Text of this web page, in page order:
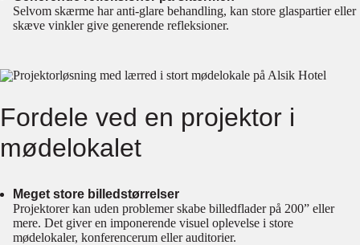
Selvom skærme har anti-glare behandling, kan store glaspartier eller
skæve vinkler give generende refleksioner.
Fordele ved en projektor i
mødelokalet
Meget store billedstørrelser
Projektorer kan uden problemer skabe billedflader på 200” eller
mere. Det giver en imponerende visuel oplevelse i store
mødelokaler, konferencerum eller auditorier.